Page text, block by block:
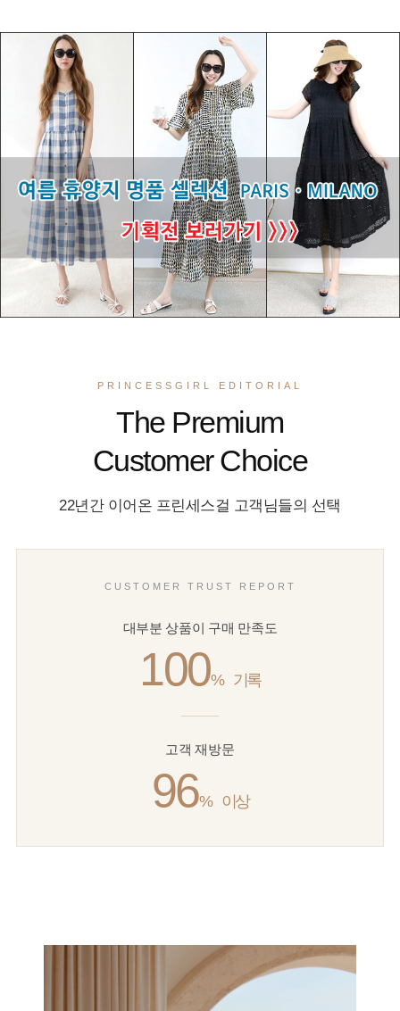
PRINCESSGIRL EDITORIAL
The Premium
Customer Choice
22년간 이어온 프린세스걸 고객님들의 선택
CUSTOMER TRUST REPORT
대부분 상품이 구매 만족도
100% 기록
고객 재방문
96% 이상